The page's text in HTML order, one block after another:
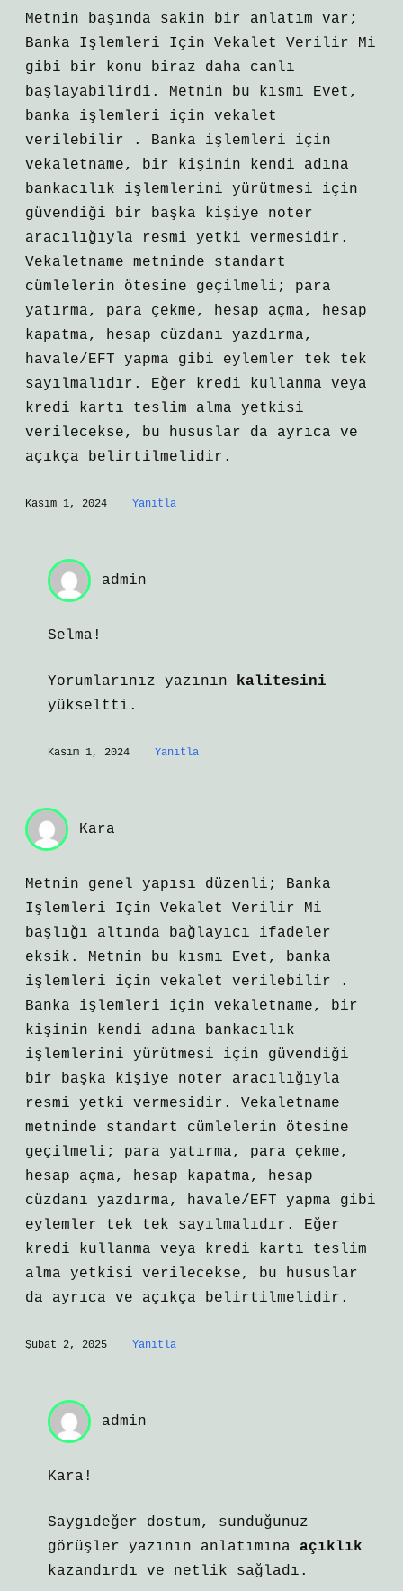
Metnin başında sakin bir anlatım var;
Banka Işlemleri Için Vekalet Verilir Mi
gibi bir konu biraz daha canlı
başlayabilirdi. Metnin bu kısmı Evet,
banka işlemleri için vekalet
verilebilir . Banka işlemleri için
vekaletname, bir kişinin kendi adına
bankacılık işlemlerini yürütmesi için
güvendiği bir başka kişiye noter
aracılığıyla resmi yetki vermesidir.
Vekaletname metninde standart
cümlelerin ötesine geçilmeli; para
yatırma, para çekme, hesap açma, hesap
kapatma, hesap cüzdanı yazdırma,
havale/EFT yapma gibi eylemler tek tek
sayılmalıdır. Eğer kredi kullanma veya
kredi kartı teslim alma yetkisi
verilecekse, bu hususlar da ayrıca ve
açıkça belirtilmelidir.
Kasım 1, 2024 Yanıtla
admin
Selma!
Yorumlarınız yazının kalitesini
yükseltti.
Kasım 1, 2024 Yanıtla
Kara
Metnin genel yapısı düzenli; Banka
Işlemleri Için Vekalet Verilir Mi
başlığı altında bağlayıcı ifadeler
eksik. Metnin bu kısmı Evet, banka
işlemleri için vekalet verilebilir .
Banka işlemleri için vekaletname, bir
kişinin kendi adına bankacılık
işlemlerini yürütmesi için güvendiği
bir başka kişiye noter aracılığıyla
resmi yetki vermesidir. Vekaletname
metninde standart cümlelerin ötesine
geçilmeli; para yatırma, para çekme,
hesap açma, hesap kapatma, hesap
cüzdanı yazdırma, havale/EFT yapma gibi
eylemler tek tek sayılmalıdır. Eğer
kredi kullanma veya kredi kartı teslim
alma yetkisi verilecekse, bu hususlar
da ayrıca ve açıkça belirtilmelidir.
Şubat 2, 2025 Yanıtla
admin
Kara!
Saygıdeğer dostum, sunduğunuz
görüşler yazının anlatımına açıklık
kazandırdı ve netlik sağladı.